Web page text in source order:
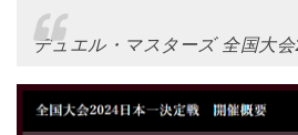
デュエル・マスターズ 全国大